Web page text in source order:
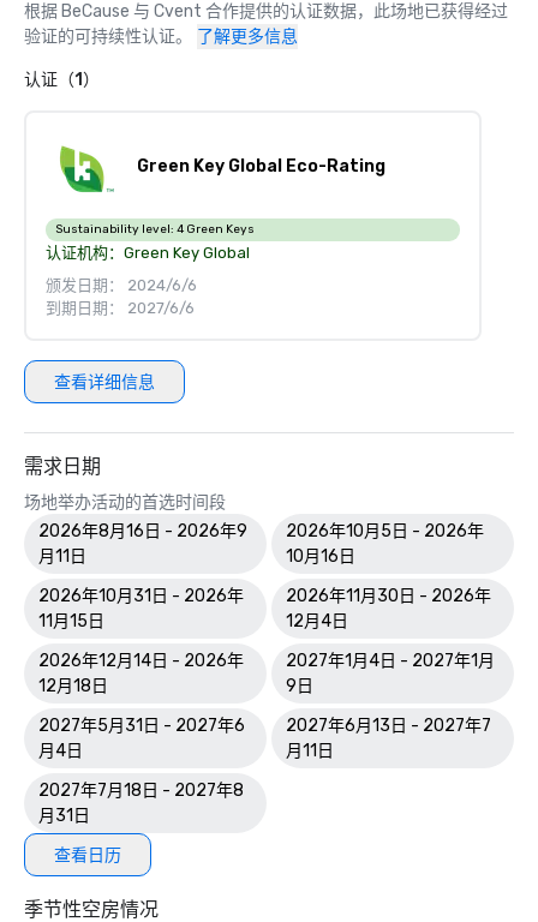
根据 BeCause 与 Cvent 合作提供的认证数据，此场地已获得经过
验证的可持续性认证。
了解更多信息
认证（1）
Green Key Global Eco-Rating
Sustainability level: 4 Green Keys
认证机构： Green Key Global
颁发日期： 2024/6/6
到期日期： 2027/6/6
查看详细信息
需求日期
场地举办活动的首选时间段
2026年8月16日 - 2026年9
月11日
2026年10月5日 - 2026年
10月16日
2026年10月31日 - 2026年
11月15日
2026年11月30日 - 2026年
12月4日
2026年12月14日 - 2026年
12月18日
2027年1月4日 - 2027年1月
9日
2027年5月31日 - 2027年6
月4日
2027年6月13日 - 2027年7
月11日
2027年7月18日 - 2027年8
月31日
查看日历
季节性空房情况